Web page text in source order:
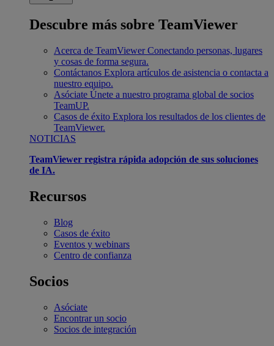
Descubre más sobre TeamViewer
Acerca de TeamViewer Conectando personas, lugares
y cosas de forma segura.
Contáctanos Explora artículos de asistencia o contacta a
nuestro equipo.
Asóciate Únete a nuestro programa global de socios
TeamUP.
Casos de éxito Explora los resultados de los clientes de
TeamViewer.
NOTICIAS
TeamViewer registra rápida adopción de sus soluciones
de IA.
Recursos
Blog
Casos de éxito
Eventos y webinars
Centro de confianza
Socios
Asóciate
Encontrar un socio
Socios de integración